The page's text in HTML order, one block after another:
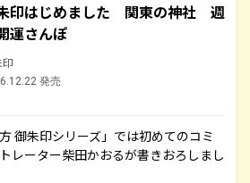
印はじめました 関東の神社 週
運さんぽ
発売
御朱印シリーズ」では初めてのコミ
レーター柴田かおるが書きおろしまし